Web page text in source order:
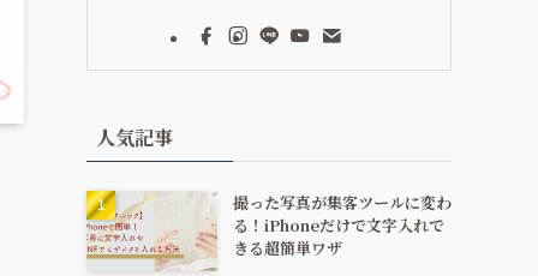
人気記事
撮った写真が集客ツールに変わ
る！iPhoneだけで文字入れで
きる超簡単ワザ